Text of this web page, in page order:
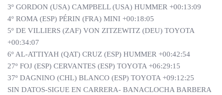
3º GORDON (USA) CAMPBELL (USA) HUMMER +00:13:09
4º ROMA (ESP) PÉRIN (FRA) MINI +00:18:05
5º DE VILLIERS (ZAF) VON ZITZEWITZ (DEU) TOYOTA
+00:34:07
6º AL-ATTIYAH (QAT) CRUZ (ESP) HUMMER +00:42:54
27º FOJ (ESP) CERVANTES (ESP) TOYOTA +06:29:15
37º DAGNINO (CHL) BLANCO (ESP) TOYOTA +09:12:25
SIN DATOS-SIGUE EN CARRERA- BANACLOCHA BARBERA